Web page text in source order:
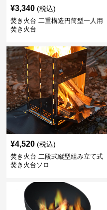
¥3,340 (税込)
焚き火台 二重構造円筒型一人用
焚き火台
¥4,520 (税込)
焚き火台 二段式縦型組み立て式
焚き火台ソロ